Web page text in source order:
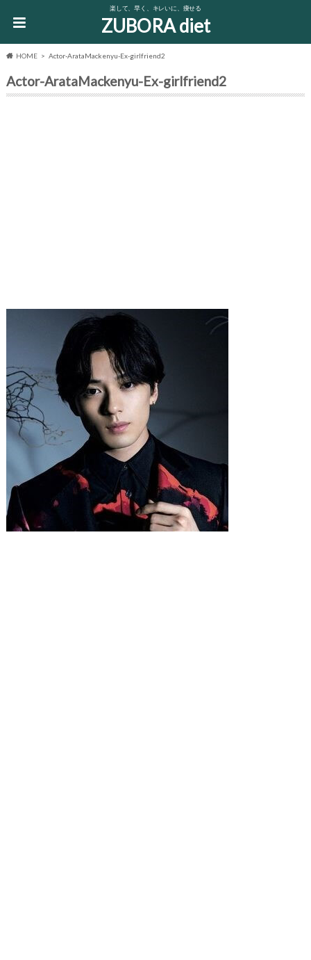
楽して、早く、キレいに、痩せる
ZUBORA diet
HOME Actor-ArataMackenyu-Ex-girlfriend2
Actor-ArataMackenyu-Ex-girlfriend2